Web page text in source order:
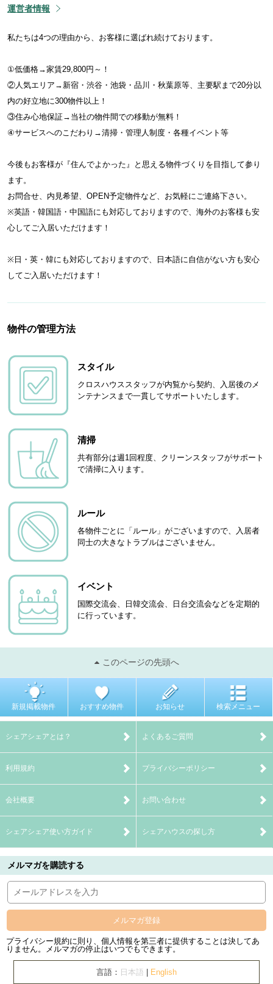
運営者情報
私たちは4つの理由から、お客様に選ばれ続けております。
①低価格→家賃29,800円～！
②人気エリア→新宿・渋谷・池袋・品川・秋葉原等、主要駅まで20分以
内の好立地に300物件以上！
③住み心地保証→当社の物件間での移動が無料！
④サービスへのこだわり→清掃・管理人制度・各種イベント等
今後もお客様が『住んでよかった』と思える物件づくりを目指して参り
ます。
お問合せ、内見希望、OPEN予定物件など、お気軽にご連絡下さい。
※英語・韓国語・中国語にも対応しておりますので、海外のお客様も安
心してご入居いただけます！
※日・英・韓にも対応しておりますので、日本語に自信がない方も安心
してご入居いただけます！
物件の管理方法
スタイル
クロスハウススタッフが内覧から契約、入居後のメ
ンテナンスまで一貫してサポートいたします。
清掃
共有部分は週1回程度、クリーンスタッフがサポート
で清掃に入ります。
ルール
各物件ごとに「ルール」がございますので、入居者
同士の大きなトラブルはございません。
イベント
国際交流会、日韓交流会、日台交流会などを定期的
に行っています。
このページの先頭へ
新規掲載物件 おすすめ物件 お知らせ 検索メニュー
シェアシェアとは？ よくあるご質問
利用規約 プライバシーポリシー
会社概要 お問い合わせ
シェアシェア使い方ガイド シェアハウスの探し方
メルマガを購読する
メルマガ登録
プライバシー規約に則り、個人情報を第三者に提供することは決してあ
りません。メルマガの停止はいつでもできます。
言語： 日本語 English